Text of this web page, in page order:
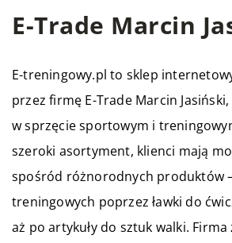
E-Trade Marcin
E-treningowy.pl to sklep
przez firmę E-Trade Marcin
w sprzęcie sportowym i
szeroki asortyment, klienci mają
spośród różnorodnych produktów
treningowych poprzez ławki do
aż po artykuły do sztuk walki. Firma